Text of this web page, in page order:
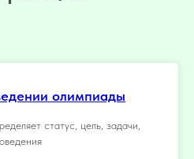
олимпиады
статус, цель, задачи,